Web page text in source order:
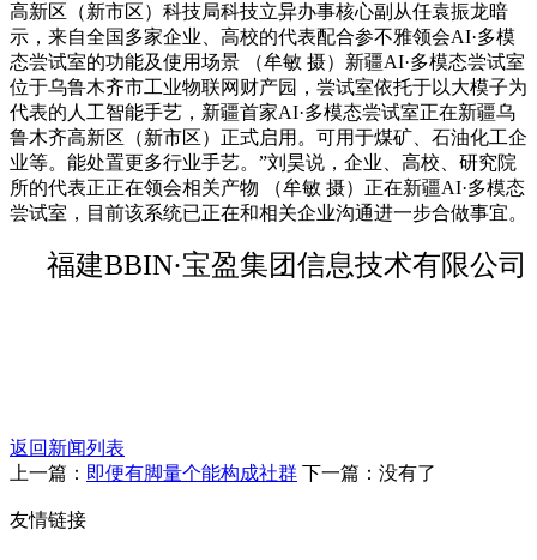
高新区（新市区）科技局科技立异办事核心副从任袁振龙暗
示，来自全国多家企业、高校的代表配合参不雅领会AI·多模
态尝试室的功能及使用场景 （牟敏 摄）新疆AI·多模态尝试室
位于乌鲁木齐市工业物联网财产园，尝试室依托于以大模子为
代表的人工智能手艺，新疆首家AI·多模态尝试室正在新疆乌
鲁木齐高新区（新市区）正式启用。可用于煤矿、石油化工企
业等。能处置更多行业手艺。”刘昊说，企业、高校、研究院
所的代表正正在领会相关产物 （牟敏 摄）正在新疆AI·多模态
尝试室，目前该系统已正在和相关企业沟通进一步合做事宜。
福建BBIN·宝盈集团信息技术有限公司
返回新闻列表
上一篇： 即便有脚量个能构成社群 下一篇：没有了
友情链接